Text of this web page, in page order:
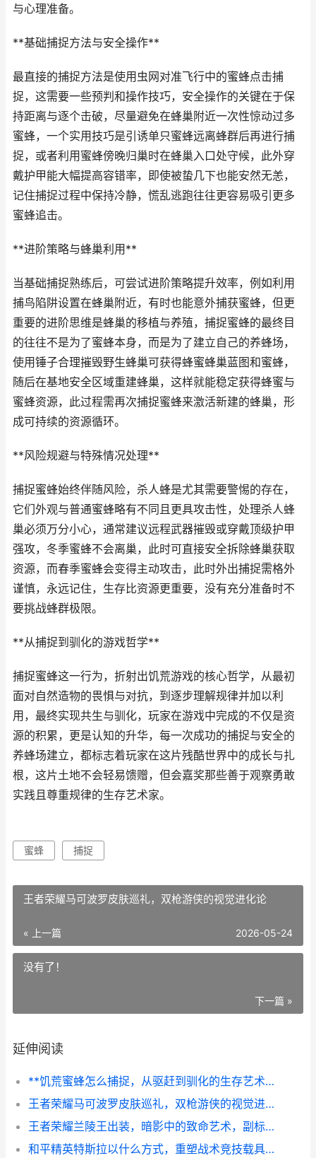
与心理准备。
**基础捕捉方法与安全操作**
最直接的捕捉方法是使用虫网对准飞行中的蜜蜂点击捕
捉，这需要一些预判和操作技巧，安全操作的关键在于保
持距离与逐个击破，尽量避免在蜂巢附近一次性惊动过多
蜜蜂，一个实用技巧是引诱单只蜜蜂远离蜂群后再进行捕
捉，或者利用蜜蜂傍晚归巢时在蜂巢入口处守候，此外穿
戴护甲能大幅提高容错率，即使被蛰几下也能安然无恙，
记住捕捉过程中保持冷静，慌乱逃跑往往更容易吸引更多
蜜蜂追击。
**进阶策略与蜂巢利用**
当基础捕捉熟练后，可尝试进阶策略提升效率，例如利用
捕鸟陷阱设置在蜂巢附近，有时也能意外捕获蜜蜂，但更
重要的进阶思维是蜂巢的移植与养殖，捕捉蜜蜂的最终目
的往往不是为了蜜蜂本身，而是为了建立自己的养蜂场，
使用锤子合理摧毁野生蜂巢可获得蜂蜜蜂巢蓝图和蜜蜂，
随后在基地安全区域重建蜂巢，这样就能稳定获得蜂蜜与
蜜蜂资源，此过程需再次捕捉蜜蜂来激活新建的蜂巢，形
成可持续的资源循环。
**风险规避与特殊情况处理**
捕捉蜜蜂始终伴随风险，杀人蜂是尤其需要警惕的存在，
它们外观与普通蜜蜂略有不同且更具攻击性，处理杀人蜂
巢必须万分小心，通常建议远程武器摧毁或穿戴顶级护甲
强攻，冬季蜜蜂不会离巢，此时可直接安全拆除蜂巢获取
资源，而春季蜜蜂会变得主动攻击，此时外出捕捉需格外
谨慎，永远记住，生存比资源更重要，没有充分准备时不
要挑战蜂群极限。
**从捕捉到驯化的游戏哲学**
捕捉蜜蜂这一行为，折射出饥荒游戏的核心哲学，从最初
面对自然造物的畏惧与对抗，到逐步理解规律并加以利
用，最终实现共生与驯化，玩家在游戏中完成的不仅是资
源的积累，更是认知的升华，每一次成功的捕捉与安全的
养蜂场建立，都标志着玩家在这片残酷世界中的成长与扎
根，这片土地不会轻易馈赠，但会嘉奖那些善于观察勇敢
实践且尊重规律的生存艺术家。
蜜蜂 捕捉
王者荣耀马可波罗皮肤巡礼，双枪游侠的视觉进化论
« 上一篇 2026-05-24
没有了！
下一篇 »
延伸阅读
**饥荒蜜蜂怎么捕捉，从驱赶到驯化的生存艺术**
王者荣耀马可波罗皮肤巡礼，双枪游侠的视觉进化论
王者荣耀兰陵王出装，暗影中的致命艺术，副标题，一套装备决定一场对局的胜负走向
和平精英特斯拉以什么方式，重塑战术竞技载具新生态，副标题，从皮肤到战略枢纽的进化之路